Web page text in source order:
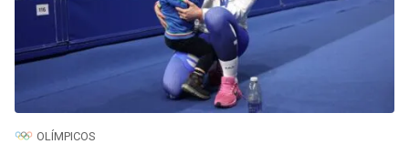
OLÍMPICOS